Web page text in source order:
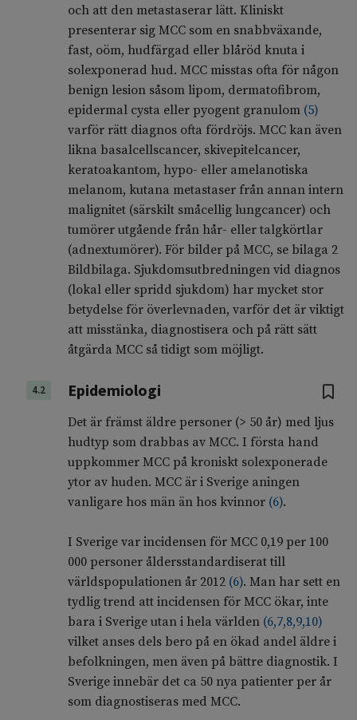
och att den metastaserar lätt. Kliniskt
presenterar sig MCC som en snabbväxande,
fast, oöm, hudfärgad eller blåröd knuta i
solexponerad hud. MCC misstas ofta för någon
benign lesion såsom lipom, dermatofibrom,
epidermal cysta eller pyogent granulom (5)
varför rätt diagnos ofta fördröjs. MCC kan även
likna basalcellscancer, skivepitelcancer,
keratoakantom, hypo- eller amelanotiska
melanom, kutana metastaser från annan intern
malignitet (särskilt småcellig lungcancer) och
tumörer utgående från hår- eller talgkörtlar
(adnextumörer). För bilder på MCC, se bilaga 2
Bildbilaga. Sjukdomsutbredningen vid diagnos
(lokal eller spridd sjukdom) har mycket stor
betydelse för överlevnaden, varför det är viktigt
att misstänka, diagnostisera och på rätt sätt
åtgärda MCC så tidigt som möjligt.
4.2 Epidemiologi
Det är främst äldre personer (> 50 år) med ljus
hudtyp som drabbas av MCC. I första hand
uppkommer MCC på kroniskt solexponerade
ytor av huden. MCC är i Sverige aningen
vanligare hos män än hos kvinnor (6).
I Sverige var incidensen för MCC 0,19 per 100
000 personer åldersstandardiserat till
världspopulationen år 2012 (6). Man har sett en
tydlig trend att incidensen för MCC ökar, inte
bara i Sverige utan i hela världen (6,7,8,9,10)
vilket anses dels bero på en ökad andel äldre i
befolkningen, men även på bättre diagnostik. I
Sverige innebär det ca 50 nya patienter per år
som diagnostiseras med MCC.